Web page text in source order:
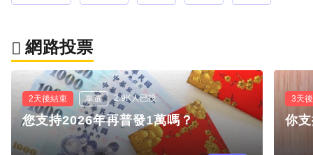
網路投票
2天後結束 單選 2.9K人已投
您支持2026年再普發1萬嗎？
3天
你